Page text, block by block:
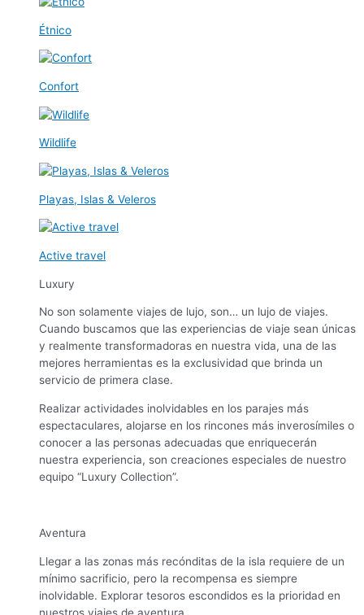
Étnico
Confort
Wildlife
Playas, Islas & Veleros
Active travel
Luxury
No son solamente viajes de lujo, son… un lujo de viajes.
Cuando buscamos que las experiencias de viaje sean únicas
y realmente transformadoras en nuestra vida, una de las
mejores herramientas es la exclusividad que brinda un
servicio de primera clase.
Realizar actividades inolvidables en los parajes más
espectaculares, alojarse en los rincones más inverosímiles o
conocer a las personas adecuadas que enriquecerán
nuestra experiencia, son creaciones especiales de nuestro
equipo “Luxury Collection”.
Aventura
Llegar a las zonas más recónditas de la isla requiere de un
mínimo sacrificio, pero la recompensa es siempre
inolvidable. Explorar tesoros escondidos es la prioridad en